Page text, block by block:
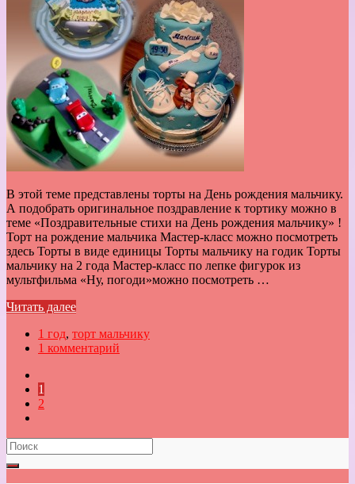
В этой теме представлены торты на День рождения мальчику.
А подобрать оригинальное поздравление к тортику можно в
теме «Поздравительные стихи на День рождения мальчику» !
Торт на рождение мальчика Мастер-класс можно посмотреть
здесь Торты в виде единицы Торты мальчику на годик Торты
мальчику на 2 года Мастер-класс по лепке фигурок из
мультфильма «Ну, погоди»можно посмотреть …
Читать далее
1 год, торт мальчику
1 комментарий
1
2